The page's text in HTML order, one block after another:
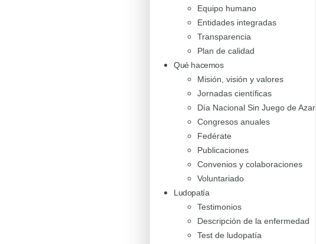
Equipo humano
Entidades integradas
Transparencia
Plan de calidad
Qué hacemos
Misión, visión y valores
Jornadas científicas
Día Nacional Sin Juego de Azar
Congresos anuales
Fedérate
Publicaciones
Convenios y colaboraciones
Voluntariado
Ludopatía
Testimonios
Descripción de la enfermedad
Test de ludopatía